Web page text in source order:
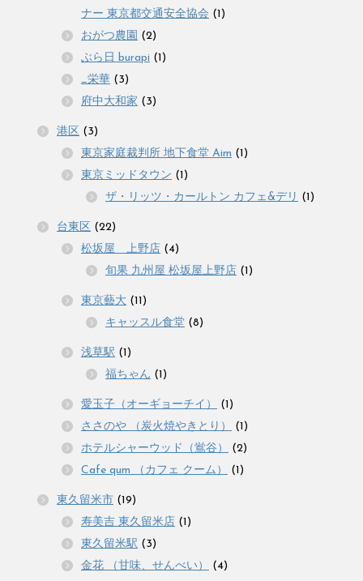
ナー 東京都交通安全協会 (1)
おがつ農園 (2)
ぶら日 burapi (1)
_栄華 (3)
府中大和家 (3)
港区 (3)
東京家庭裁判所 地下食堂 Aim (1)
東京ミッドタウン (1)
ザ・リッツ・カールトン カフェ&デリ (1)
台東区 (22)
松坂屋 上野店 (4)
旬果 九州屋 松坂屋上野店 (1)
東京藝大 (11)
キャッスル食堂 (8)
浅草駅 (1)
福ちゃん (1)
愛玉子（オーギョーチイ）
(1)
ささのや （炭火焼やきとり）
(1)
ホテルシャーウッド（鴬谷）
(2)
Cafe qum （カフェ クーム）
(1)
東久留米市 (19)
寿美吉 東久留米店 (1)
東久留米駅 (3)
金花 （甘味、せんべい）
(4)